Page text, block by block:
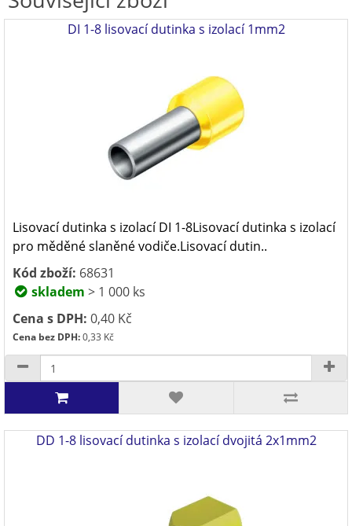
DI 1-8 lisovací dutinka s izolací 1mm2
Lisovací dutinka s izolací DI 1-8Lisovací dutinka s izolací
pro měděné slaněné vodiče.Lisovací dutin..
Kód zboží: 68631
skladem > 1 000 ks
Cena s DPH: 0,40 Kč
Cena bez DPH:0,33 Kč
DD 1-8 lisovací dutinka s izolací dvojitá 2x1mm2